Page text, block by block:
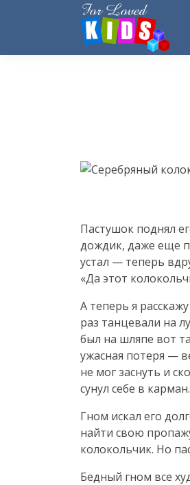
Пастушок поднял
дождик, даже еще
устал — теперь
«Да этот
А теперь я
раз танцевали на
был на шляпе вот
ужасная потеря —
не мог заснуть и
сунул себе в карман.
Гном искал его
найти свою
колокольчик. Но
Бедный гном все